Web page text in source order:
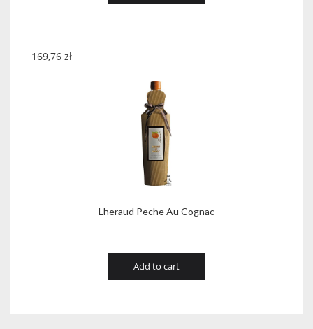
Lheraud Peche Au Cognac
169,76 zł
Add to cart